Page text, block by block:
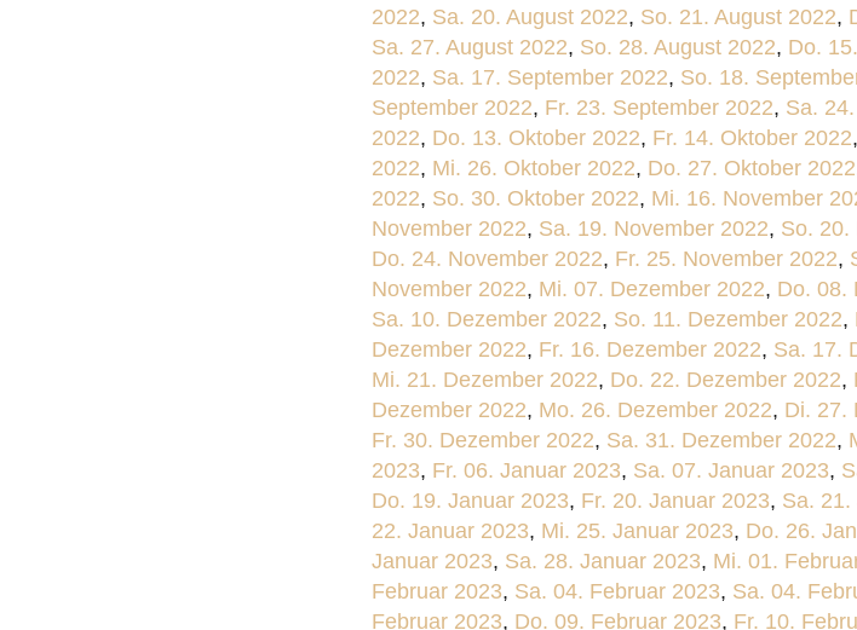
2022, Sa. 20. August 2022, So. 21. August 2022,
Sa. 27. August 2022, So. 28. August 2022, Do.
2022, Sa. 17. September 2022, So. 18.
September 2022, Fr. 23. September 2022, Sa.
2022, Do. 13. Oktober 2022, Fr. 14. Oktober 2022,
2022, Mi. 26. Oktober 2022, Do. 27. Oktober 2022
2022, So. 30. Oktober 2022, Mi. 16. November
November 2022, Sa. 19. November 2022, So. 20.
Do. 24. November 2022, Fr. 25. November 2022,
November 2022, Mi. 07. Dezember 2022, Do. 08.
Sa. 10. Dezember 2022, So. 11. Dezember 2022,
Dezember 2022, Fr. 16. Dezember 2022, Sa. 17.
Mi. 21. Dezember 2022, Do. 22. Dezember 2022,
Dezember 2022, Mo. 26. Dezember 2022, Di. 27.
Fr. 30. Dezember 2022, Sa. 31. Dezember 2022,
2023, Fr. 06. Januar 2023, Sa. 07. Januar 2023,
Do. 19. Januar 2023, Fr. 20. Januar 2023, Sa. 21.
22. Januar 2023, Mi. 25. Januar 2023, Do. 26.
Januar 2023, Sa. 28. Januar 2023, Mi. 01.
Februar 2023, Sa. 04. Februar 2023, Sa. 04.
Februar 2023, Do. 09. Februar 2023, Fr. 10.